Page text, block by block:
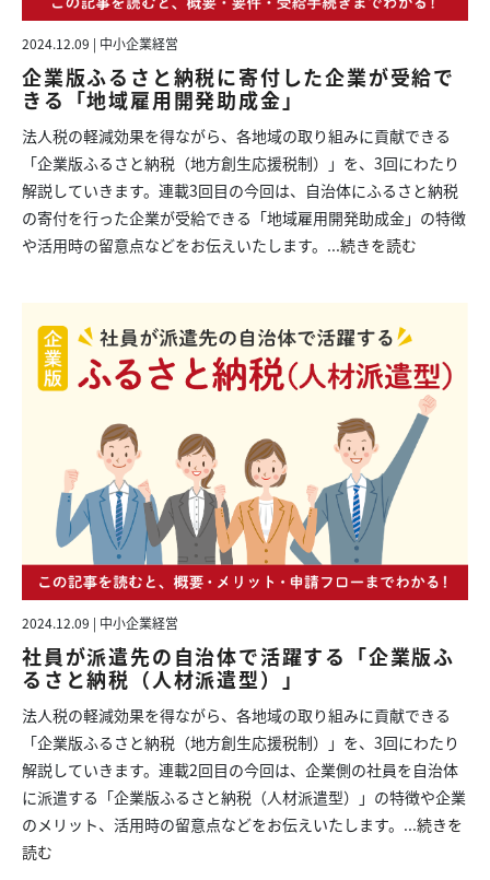
2024.12.09 | 中小企業経営
企業版ふるさと納税に寄付した企業が受給で
きる「地域雇用開発助成金」
法人税の軽減効果を得ながら、各地域の取り組みに貢献できる
「企業版ふるさと納税（地方創生応援税制）」を、3回にわたり
解説していきます。連載3回目の今回は、自治体にふるさと納税
の寄付を行った企業が受給できる「地域雇用開発助成金」の特徴
や活用時の留意点などをお伝えいたします。...続きを読む
2024.12.09 | 中小企業経営
社員が派遣先の自治体で活躍する「企業版ふ
るさと納税（人材派遣型）」
法人税の軽減効果を得ながら、各地域の取り組みに貢献できる
「企業版ふるさと納税（地方創生応援税制）」を、3回にわたり
解説していきます。連載2回目の今回は、企業側の社員を自治体
に派遣する「企業版ふるさと納税（人材派遣型）」の特徴や企業
のメリット、活用時の留意点などをお伝えいたします。...続きを
読む